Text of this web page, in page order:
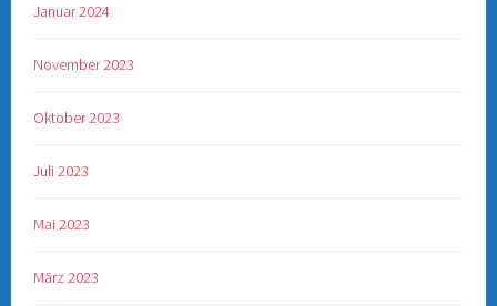
Januar 2024
November 2023
Oktober 2023
Juli 2023
Mai 2023
März 2023